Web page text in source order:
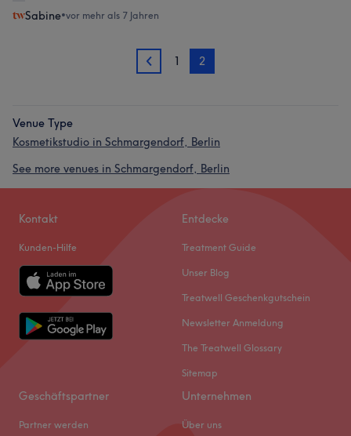
Sabine•vor mehr als 7 Jahren
1 1 2
Venue Type
Kosmetikstudio in Schmargendorf, Berlin
See more venues in Schmargendorf, Berlin
Kontakt
Kunden-Hilfe
Entdecke
Treatment Guide
Unser Blog
Treatwell Geschenkgutschein
Newsletter Anmeldung
The Treatwell Glossary
Sitemap
Geschäftspartner
Partner werden
Unternehmen
Über uns